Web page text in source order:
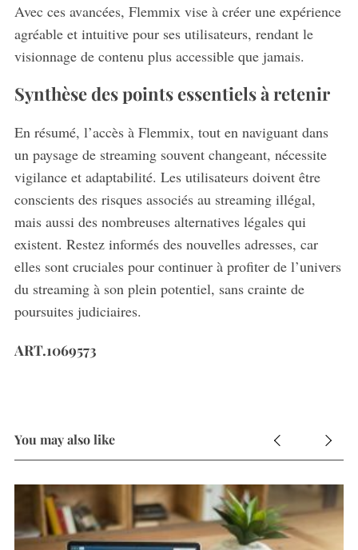
Avec ces avancées, Flemmix vise à créer une expérience
agréable et intuitive pour ses utilisateurs, rendant le
visionnage de contenu plus accessible que jamais.
Synthèse des points essentiels à retenir
En résumé, l’accès à Flemmix, tout en naviguant dans
un paysage de streaming souvent changeant, nécessite
vigilance et adaptabilité. Les utilisateurs doivent être
conscients des risques associés au streaming illégal,
mais aussi des nombreuses alternatives légales qui
existent. Restez informés des nouvelles adresses, car
elles sont cruciales pour continuer à profiter de l’univers
du streaming à son plein potentiel, sans crainte de
poursuites judiciaires.
ART.1069573
You may also like